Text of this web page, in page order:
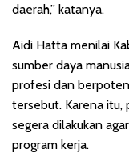
daerah,” katanya.
Aidi Hatta menilai
sumber daya
profesi dan
tersebut. Karena itu,
segera dilakukan
program kerja.